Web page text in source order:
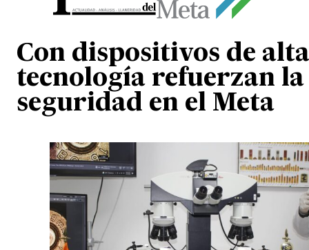
Con dispositivos de alta
tecnología refuerzan la
seguridad en el Meta